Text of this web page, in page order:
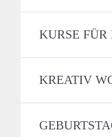
KURSE FÜR
KREATIV